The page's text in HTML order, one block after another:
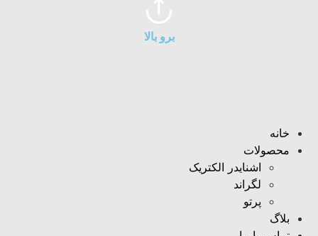
برو بالا
خانه
محصولات
اشنایدر الکتریک
لگراند
پرتو
بلاگ